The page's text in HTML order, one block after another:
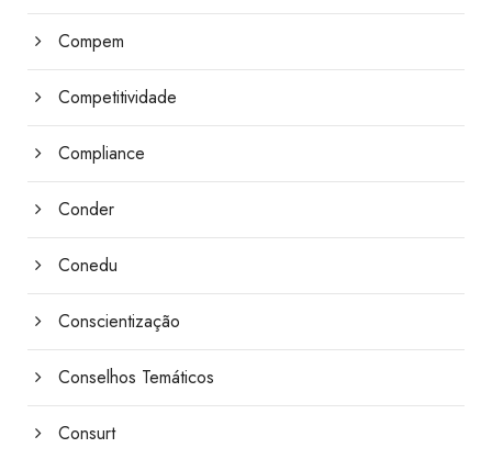
Compem
Competitividade
Compliance
Conder
Conedu
Conscientização
Conselhos Temáticos
Consurt